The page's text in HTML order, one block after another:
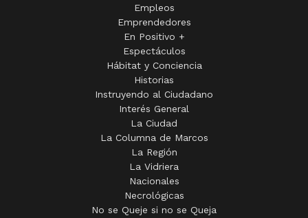
Empleos
Emprendedores
En Positivo +
Espectáculos
Hábitat y Conciencia
Historias
Instruyendo al Ciudadano
Interés General
La Ciudad
La Columna de Marcos
La Región
La Vidriera
Nacionales
Necrológicas
No se Queje si no se Queja